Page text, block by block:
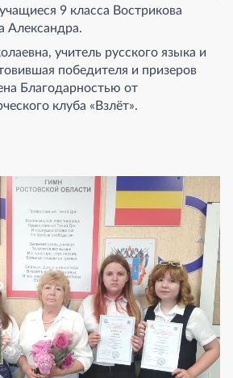
9 класса Вострикова
Александра.
учитель русского языка и
победителя и призеров
Благодарностью от
клуба «Взлёт».